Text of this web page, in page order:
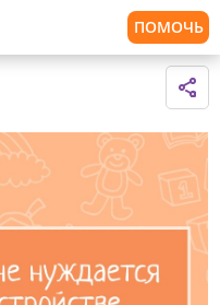
ПОМОЧЬ